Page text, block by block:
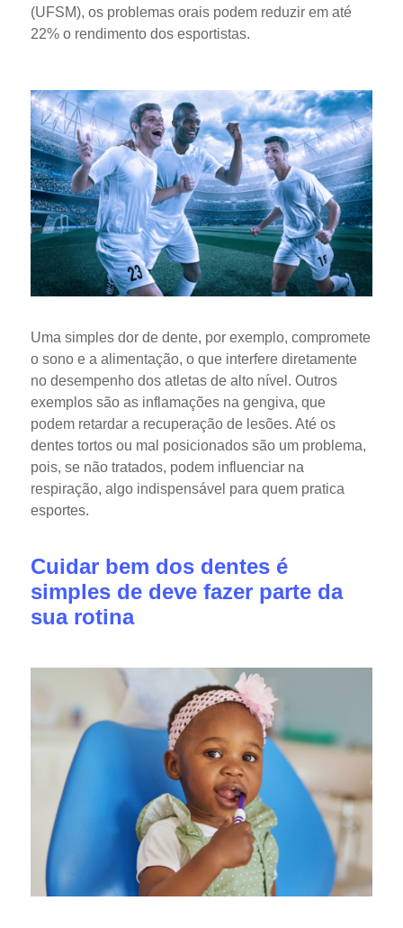
(UFSM), os problemas orais podem reduzir em até
22% o rendimento dos esportistas.
Uma simples dor de dente, por exemplo, compromete
o sono e a alimentação, o que interfere diretamente
no desempenho dos atletas de alto nível. Outros
exemplos são as inflamações na gengiva, que
podem retardar a recuperação de lesões. Até os
dentes tortos ou mal posicionados são um problema,
pois, se não tratados, podem influenciar na
respiração, algo indispensável para quem pratica
esportes.
Cuidar bem dos dentes é
simples de deve fazer parte da
sua rotina